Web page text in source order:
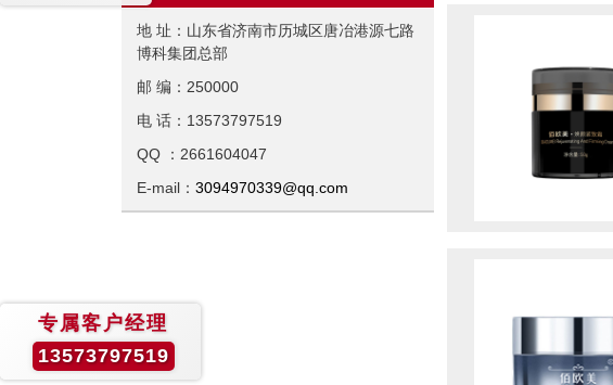
地 址：山东省济南市历城区唐冶港源七路
博科集团总部
邮 编：250000
电 话：13573797519
QQ ：2661604047
E-mail： 3094970339@qq.com
专属客户经理
13573797519